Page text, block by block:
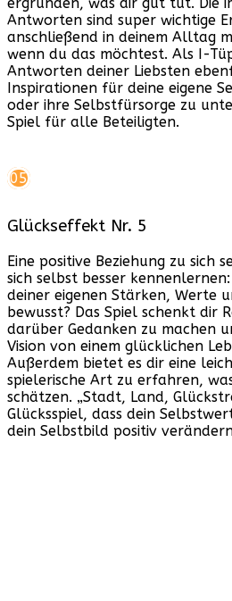
Antworten sind super wichtige
anschließend in deinem Alltag
wenn du das möchtest. Als I-
Antworten deiner Liebsten
Inspirationen für deine eigene
oder ihre Selbstfürsorge zu
Spiel für alle Beteiligten.
05
Glückseffekt Nr. 5
Eine positive Beziehung zu sich
sich selbst besser
deiner eigenen Stärken, Werte
bewusst? Das Spiel schenkt dir
darüber Gedanken zu machen
Vision von einem glücklichen
Außerdem bietet es dir eine
spielerische Art zu erfahren,
schätzen. „Stadt, Land,
Glücksspiel, dass dein
dein Selbstbild positiv